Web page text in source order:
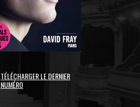
TÉLÉCHARGER LE DERNIER
NUMÉRO